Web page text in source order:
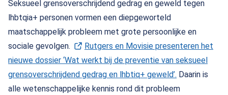
Seksueel grensoverschrijdend gedrag en geweld tegen
lhbtqia+ personen vormen een diepgeworteld
maatschappelijk probleem met grote persoonlijke en
sociale gevolgen.
Rutgers en Movisie presenteren het
nieuwe dossier ‘Wat werkt bij de preventie van seksueel
grensoverschrijdend gedrag en lhbtiq+ geweld’. (Opent in
Daarin is
alle wetenschappelijke kennis rond dit probleem